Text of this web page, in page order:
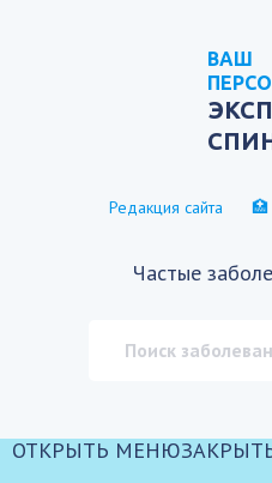
ВАШ
Редакция сайта 🏥
Частые
ОТКРЫТЬ МЕНЮ